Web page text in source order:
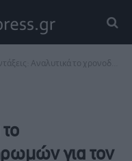
Αναλυτικά το χρονοδιάγραμμα πληρωμών για τον Ιούλιο
για τον